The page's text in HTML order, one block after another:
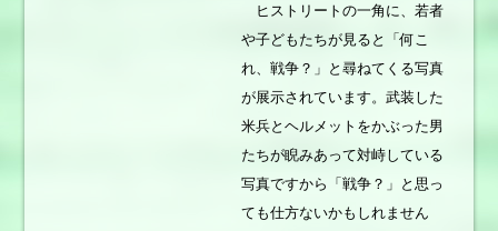
ヒストリートの一角に、若者
や子どもたちが見ると「何こ
れ、戦争？」と尋ねてくる写真
が展示されています。武装した
米兵とヘルメットをかぶった男
たちが睨みあって対峙している
写真ですから「戦争？」と思っ
ても仕方ないかもしれません